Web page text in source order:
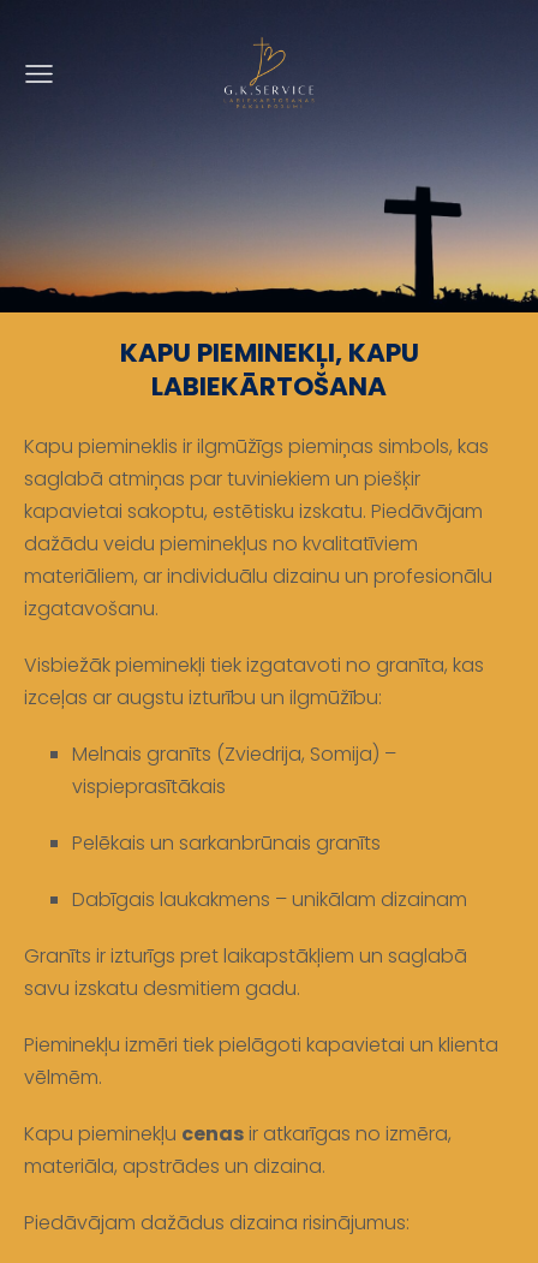
KAPU PIEMINEKĻI, KAPU
LABIEKĀRTOŠANA
Kapu piemineklis ir ilgmūžīgs piemiņas simbols, kas
saglabā atmiņas par tuviniekiem un piešķir
kapavietai sakoptu, estētisku izskatu. Piedāvājam
dažādu veidu pieminekļus no kvalitatīviem
materiāliem, ar individuālu dizainu un profesionālu
izgatavošanu.
Visbiežāk pieminekļi tiek izgatavoti no granīta, kas
izceļas ar augstu izturību un ilgmūžību:
Melnais granīts (Zviedrija, Somija) –
vispieprasītākais
Pelēkais un sarkanbrūnais granīts
Dabīgais laukakmens – unikālam dizainam
Granīts ir izturīgs pret laikapstākļiem un saglabā
savu izskatu desmitiem gadu.
Pieminekļu izmēri tiek pielāgoti kapavietai un klienta
vēlmēm.
Kapu pieminekļu cenas ir atkarīgas no izmēra,
materiāla, apstrādes un dizaina.
Piedāvājam dažādus dizaina risinājumus: